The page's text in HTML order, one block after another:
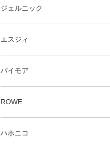
ジェルニック
エスジィ
パイモア
ROWE
ハホニコ